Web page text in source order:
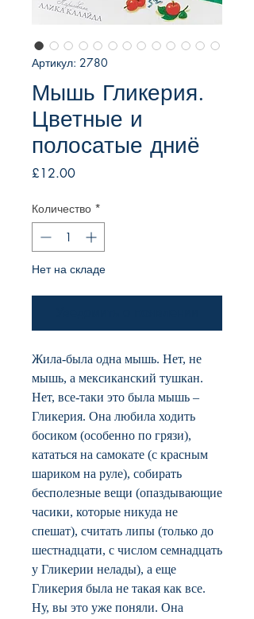
Артикул: 2780
Мышь Гликерия.
Цветные и
полосатые дниё
£12.00Цена
Количество *
Нет на складе
Жила-была одна мышь. Нет, не
мышь, а мексиканский тушкан.
Нет, все-таки это была мышь –
Гликерия. Она любила ходить
босиком (особенно по грязи),
кататься на самокате (с красным
шариком на руле), собирать
бесполезные вещи (опаздывающие
часики, которые никуда не
спешат), считать липы (только до
шестнадцати, с числом семнадцать
у Гликерии нелады), а еще
Гликерия была не такая как все.
Ну, вы это уже поняли. Она